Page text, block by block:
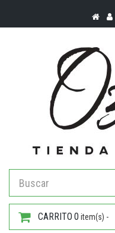
CARRITO 0 item(s) -